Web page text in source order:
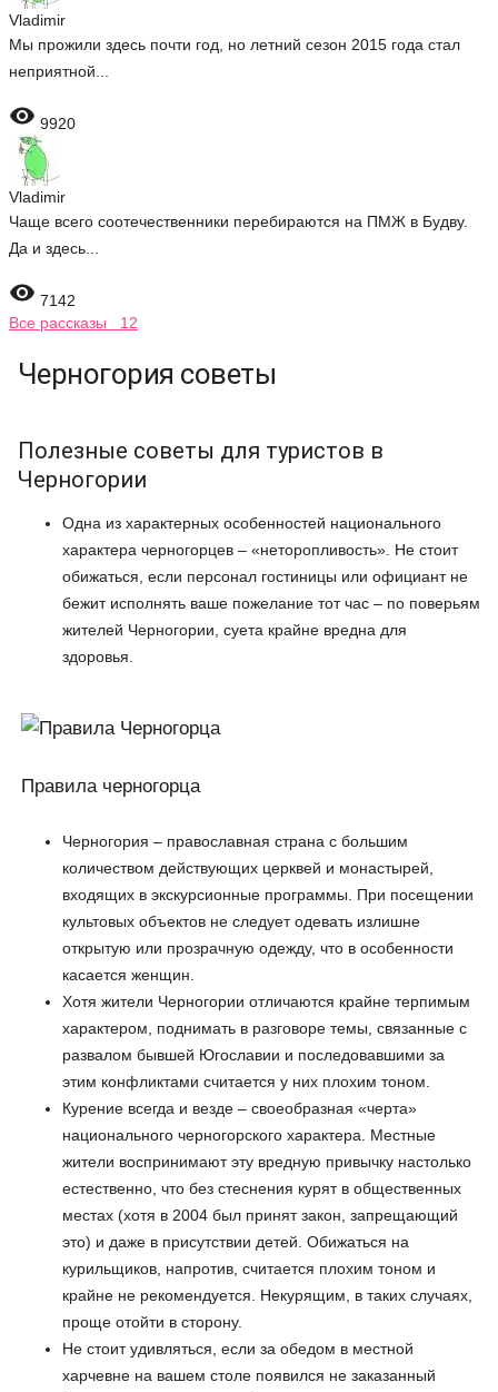
Vladimir
Мы прожили здесь почти год, но летний сезон 2015 года стал
неприятной...
 9920
Vladimir
Чаще всего соотечественники перебираются на ПМЖ в Будву.
Да и здесь...
 7142
Все рассказы 12
Черногория советы
Полезные советы для туристов в
Черногории
Одна из характерных особенностей национального
характера черногорцев – «неторопливость». Не стоит
обижаться, если персонал гостиницы или официант не
бежит исполнять ваше пожелание тот час – по поверьям
жителей Черногории, суета крайне вредна для
здоровья.
Правила черногорца
Черногория – православная страна с большим
количеством действующих церквей и монастырей,
входящих в экскурсионные программы. При посещении
культовых объектов не следует одевать излишне
открытую или прозрачную одежду, что в особенности
касается женщин.
Хотя жители Черногории отличаются крайне терпимым
характером, поднимать в разговоре темы, связанные с
развалом бывшей Югославии и последовавшими за
этим конфликтами считается у них плохим тоном.
Курение всегда и везде – своеобразная «черта»
национального черногорского характера. Местные
жители воспринимают эту вредную привычку настолько
естественно, что без стеснения курят в общественных
местах (хотя в 2004 был принят закон, запрещающий
это) и даже в присутствии детей. Обижаться на
курильщиков, напротив, считается плохим тоном и
крайне не рекомендуется. Некурящим, в таких случаях,
проще отойти в сторону.
Не стоит удивляться, если за обедом в местной
харчевне на вашем столе появился не заказанный